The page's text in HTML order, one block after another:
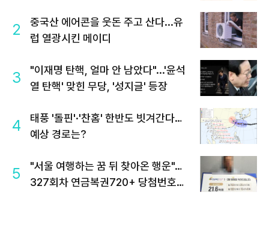
2
중국산 에어콘을 웃돈 주고 산다...유
럽 열광시킨 메이디
3
"이재명 탄핵, 얼마 안 남았다"...'윤석
열 탄핵' 맞힌 무당, '성지글' 등장
4
태풍 '돌핀'·'찬홈' 한반도 빗겨간다…
예상 경로는?
5
"서울 여행하는 꿈 뒤 찾아온 행운"…
327회차 연금복권720+ 당첨번호조